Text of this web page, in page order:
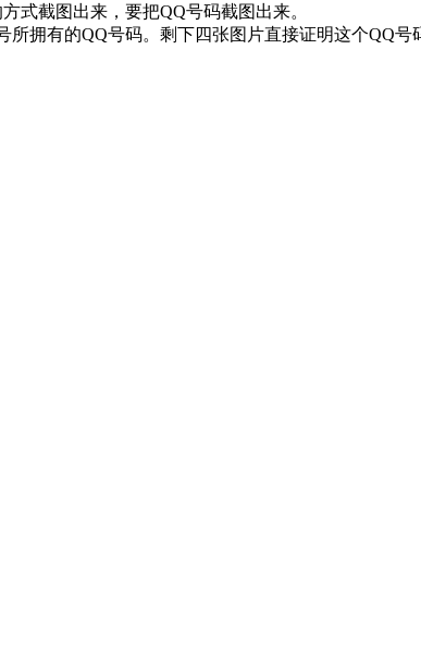
式截图出来，要把QQ号码截图出来。
拥有的QQ号码。剩下四张图片直接证明这个QQ